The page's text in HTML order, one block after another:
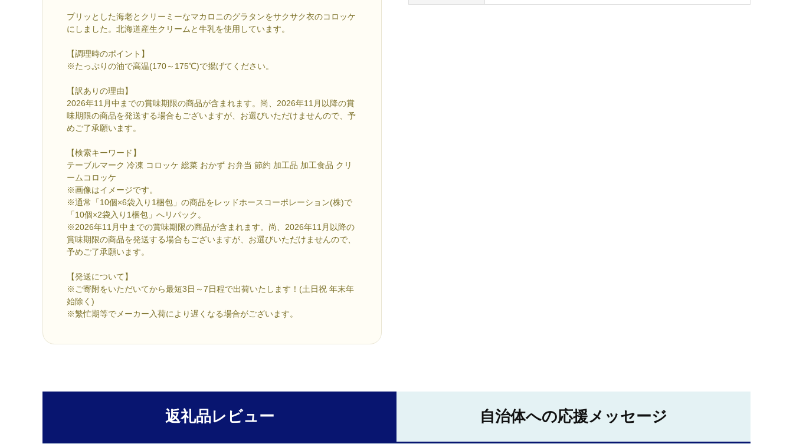
プリッとした海老とクリーミーなマカロニのグラタンをサクサク衣のコロッケ
にしました。北海道産生クリームと牛乳を使用しています。
【調理時のポイント】
※たっぷりの油で高温(170～175℃)で揚げてください。
【訳ありの理由】
2026年11月中までの賞味期限の商品が含まれます。尚、2026年11月以降の賞
味期限の商品を発送する場合もございますが、お選びいただけませんので、予
めご了承願います。
【検索キーワード】
テーブルマーク 冷凍 コロッケ 総菜 おかず お弁当 節約 加工品 加工食品 クリ
ームコロッケ
※画像はイメージです。
※通常「10個×6袋入り1梱包」の商品をレッドホースコーポレーション(株)で
「10個×2袋入り1梱包」へリパック。
※2026年11月中までの賞味期限の商品が含まれます。尚、2026年11月以降の
賞味期限の商品を発送する場合もございますが、お選びいただけませんので、
予めご了承願います。
【発送について】
※ご寄附をいただいてから最短3日～7日程で出荷いたします！(土日祝 年末年
始除く)
※繁忙期等でメーカー入荷により遅くなる場合がございます。
返礼品レビュー 自治体への応援メッセージ